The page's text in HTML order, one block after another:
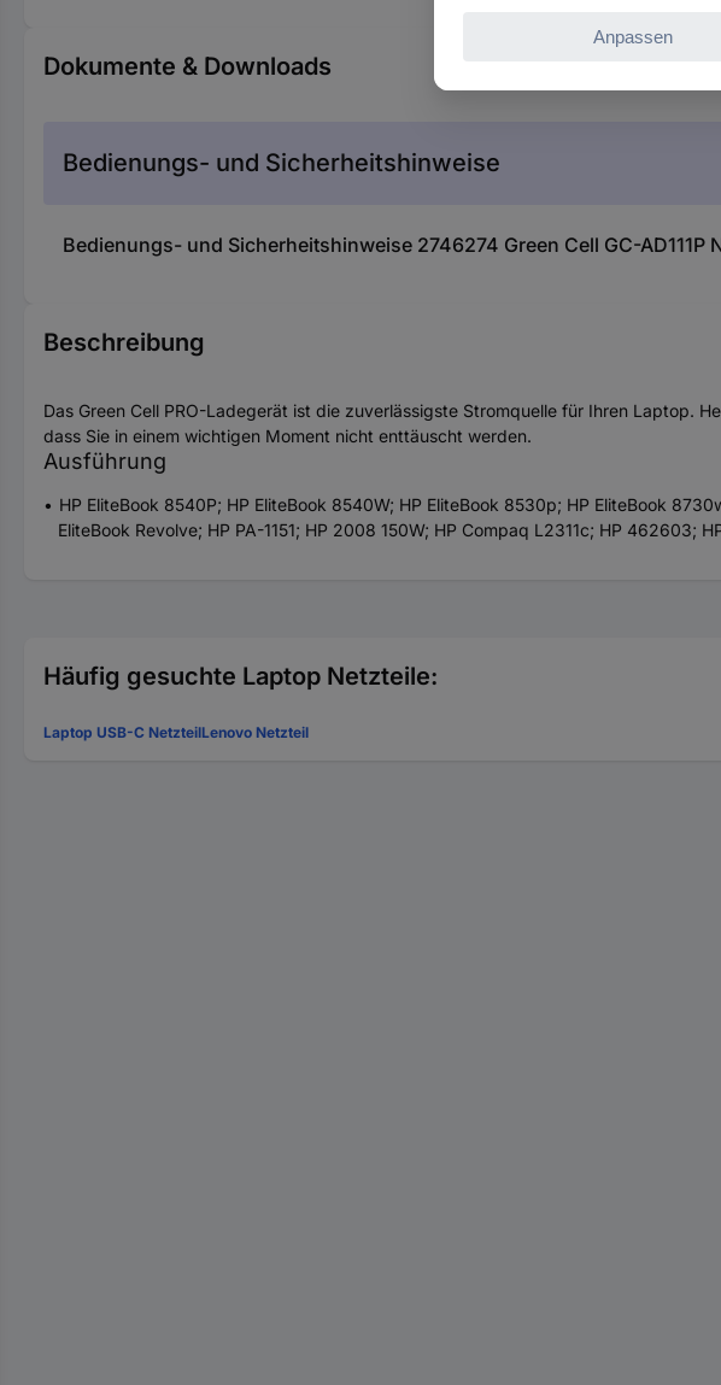
Dokumente & Downloads
Bedienungs- und Sicherheitshinweise
Bedienungs- und Sicherheitshinweise 2746274 Green Cell GC-AD111P
Beschreibung
Das Green Cell PRO-Ladegerät ist die zuverlässigste Stromquelle für Ihren Laptop.
dass Sie in einem wichtigen Moment nicht enttäuscht werden.
Ausführung
HP EliteBook 8540P; HP EliteBook 8540W; HP EliteBook 8530p; HP EliteBook
EliteBook Revolve; HP PA-1151; HP 2008 150W; HP Compaq L2311c; HP
Häufig gesuchte Laptop Netzteile:
Laptop USB-C NetzteilLenovo Netzteil